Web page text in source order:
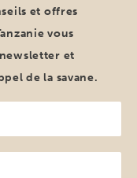
et offres
vous
et
de la savane.